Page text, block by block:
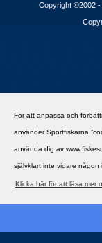
För att anpassa och
använder Sportfiskarna
använda dig av
självklart inte vidare någon
Klicka här för att läsa mer
Copyright ©2002 -